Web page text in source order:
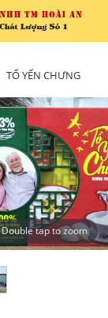
TỔ YẾN CHƯNG
Double tap to zoom